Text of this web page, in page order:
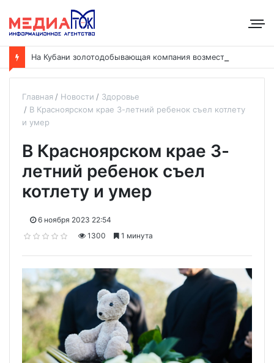
Главная Новости
Здоровье
В Красноярском крае 3-летний ребенок съел котлету
и умер
В Красноярском крае 3-
летний ребенок съел
котлету и умер
6 ноября 2023 22:54
1300
1 минута